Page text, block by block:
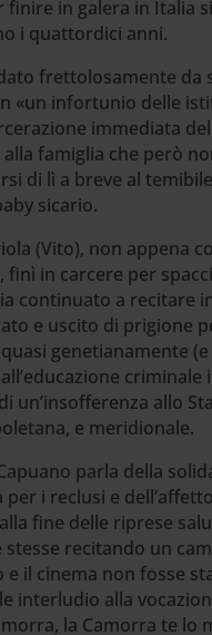
in galera in Italia
i quattordici anni.
frettolosamente da
«un infortunio delle
immediata
famiglia che però
di lì a breve al
sicario.
(Vito), non appena
in carcere per
continuato a recitare
e uscito di prigione
genetianamente (e
criminale
un’insofferenza allo
e meridionale.
parla della
per i reclusi e
fine delle riprese
stesse recitando un
il cinema non fosse
interludio alla
la Camorra te lo